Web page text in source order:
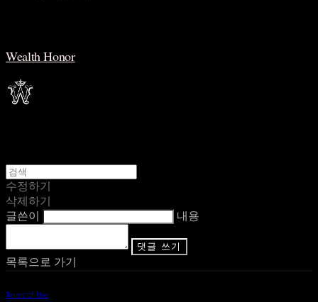
Wealth Honor
수정하기
삭제하기
글쓴이
내용
댓글 쓰기
목록으로 가기
Terms of Use